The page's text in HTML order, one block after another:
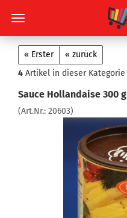
« Erster
« zurück
4 Artikel in dieser Kategorie
Sauce Hollandaise 300 g
(Art.Nr.: 20603)